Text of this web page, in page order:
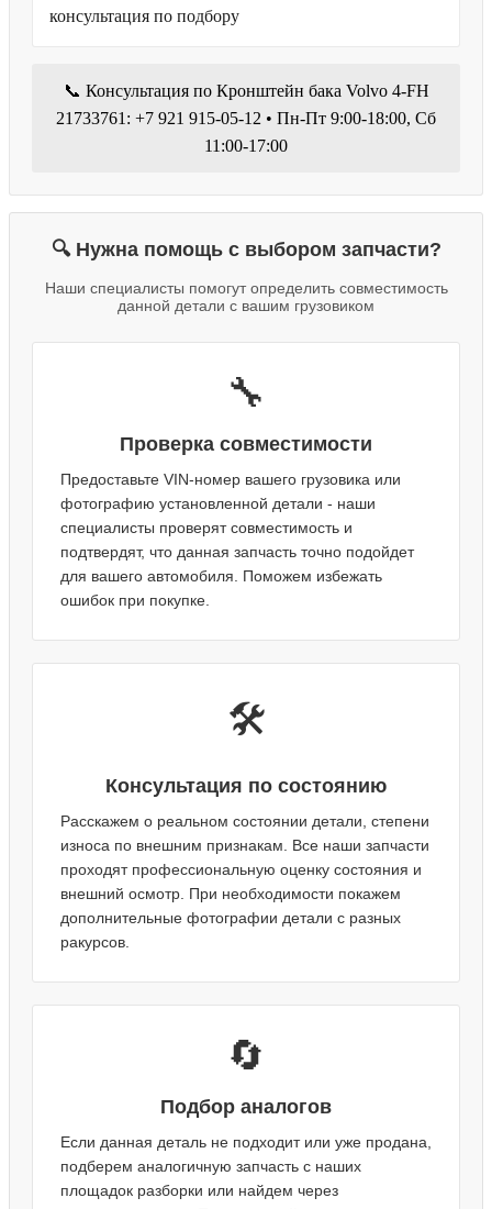
консультация по подбору
📞 Консультация по Кронштейн бака Volvo 4-FH
21733761: +7 921 915-05-12 • Пн-Пт 9:00-18:00, Сб
11:00-17:00
🔍 Нужна помощь с выбором запчасти?
Наши специалисты помогут определить совместимость
данной детали с вашим грузовиком
🔧
Проверка совместимости
Предоставьте VIN-номер вашего грузовика или
фотографию установленной детали - наши
специалисты проверят совместимость и
подтвердят, что данная запчасть точно подойдет
для вашего автомобиля. Поможем избежать
ошибок при покупке.
🛠️
Консультация по состоянию
Расскажем о реальном состоянии детали, степени
износа по внешним признакам. Все наши запчасти
проходят профессиональную оценку состояния и
внешний осмотр. При необходимости покажем
дополнительные фотографии детали с разных
ракурсов.
🔄
Подбор аналогов
Если данная деталь не подходит или уже продана,
подберем аналогичную запчасть с наших
площадок разборки или найдем через